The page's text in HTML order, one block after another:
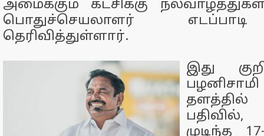
அமைக்கும் கட்சிக்கு
பொதுச்செயலாளர்
தெரிவித்துள்ளார்.
இது
தளத்தில்
முடிந்த